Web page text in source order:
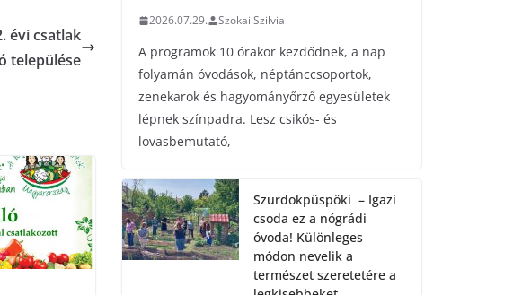
évi csatlak
települése
2026.07.29. Szokai Szilvia
A programok 10 órakor kezdődnek, a nap
folyamán óvodások, néptánccsoportok,
zenekarok és hagyományőrző egyesületek
lépnek színpadra. Lesz csikós- és
lovasbemutató,
Szurdokpüspöki – Igazi
csoda ez a nógrádi
óvoda! Különleges
módon nevelik a
természet szeretetére a